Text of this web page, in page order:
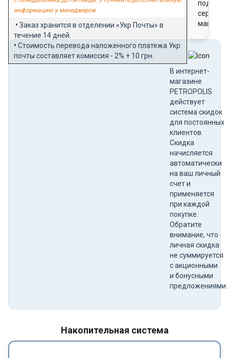
информацию у менеджеров.
• Заказ хранится в отделении «Укр Почты» в
течение 14 дней.
• Стоимость перевода наложенного платежа Укр
почты составляет комиссия - 2% + 10 грн.
В интернет-
магазине
PETROPOLIS
действует
система скидок
для постоянных
клиентов.
Скидка
начисляется
автоматически
на ваш личный
счет и
применяется
при каждой
покупке.
Обратите
внимание, что
личная скидка
не суммируется
с акционными
и бонусными
предложениями.
Накопительная система